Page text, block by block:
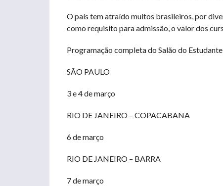
O país tem atraído muitos brasileiros, por
como requisito para admissão, o valor dos
Programação completa do Salão do Estudante
SÃO PAULO
3 e 4 de março
RIO DE JANEIRO – COPACABANA
6 de março
RIO DE JANEIRO – BARRA
7 de março